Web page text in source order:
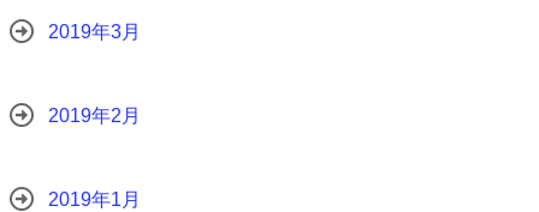
2019年3月
2019年2月
2019年1月